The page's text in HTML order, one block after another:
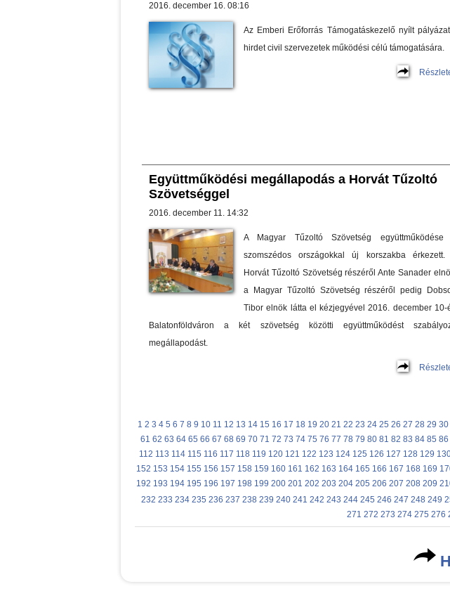
2016. december 16. 08:16
Az Emberi Erőforrás Támogatáskezelő nyílt
hirdet civil szervezetek működési célú támogatására.
Együttműködési megállapodás a Horvát Tűzoltó
Szövetséggel
2016. december 11. 14:32
A Magyar Tűzoltó Szövetség
szomszédos országokkal új korszakba érkezett.
Horvát Tűzoltó Szövetség részéről Ante Sanader
a Magyar Tűzoltó Szövetség részéről pedig
Tibor elnök látta el kézjegyével 2016. december 10-
Balatonföldváron a két szövetség közötti együttműködést
megállapodást.
1 2 3 4 5 6 7 8 9 10 11 12 13 14 15 16 17 18 19 20 21 22 23 24 25 26 27 28 29 30
61 62 63 64 65 66 67 68 69 70 71 72 73 74 75 76 77 78 79 80 81 82 83 84 85 86
112 113 114 115 116 117 118 119 120 121 122 123 124 125 126 127 128 129
152 153 154 155 156 157 158 159 160 161 162 163 164 165 166 167 168 169
192 193 194 195 196 197 198 199 200 201 202 203 204 205 206 207 208 209
232 233 234 235 236 237 238 239 240 241 242 243 244 245 246 247 248 249
271 272 273 274 275 276